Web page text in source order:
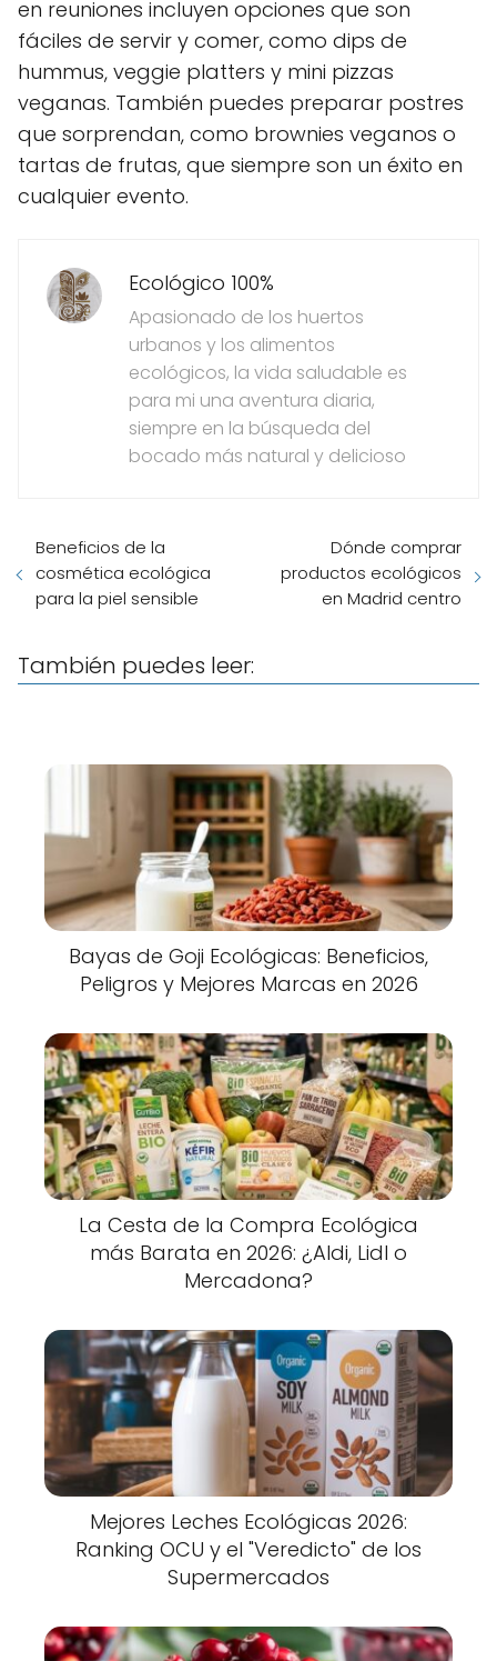
en reuniones incluyen opciones que son
fáciles de servir y comer, como dips de
hummus, veggie platters y mini pizzas
veganas. También puedes preparar postres
que sorprendan, como brownies veganos o
tartas de frutas, que siempre son un éxito en
cualquier evento.
Ecológico 100%
Apasionado de los huertos
urbanos y los alimentos
ecológicos, la vida saludable es
para mi una aventura diaria,
siempre en la búsqueda del
bocado más natural y delicioso
Beneficios de la
cosmética ecológica
para la piel sensible
Dónde comprar
productos ecológicos
en Madrid centro
También puedes leer:
Bayas de Goji Ecológicas: Beneficios,
Peligros y Mejores Marcas en 2026
La Cesta de la Compra Ecológica
más Barata en 2026: ¿Aldi, Lidl o
Mercadona?
Mejores Leches Ecológicas 2026:
Ranking OCU y el "Veredicto" de los
Supermercados